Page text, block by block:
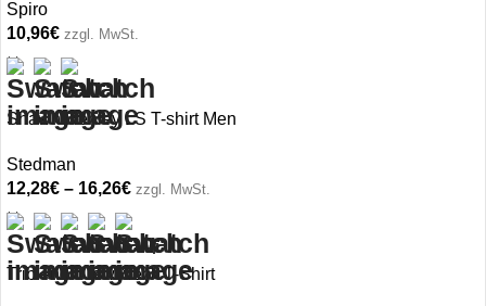
Spiro
10,96€ zzgl. MwSt.
Shawn Henley LS T-shirt Men
Stedman
12,28€ – 16,26€ zzgl. MwSt.
+7
Triblend Crew Neck T-Shirt